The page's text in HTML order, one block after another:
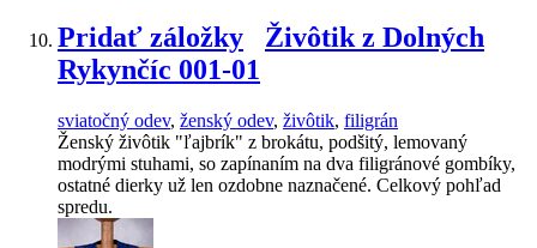
Pridať záložky
Živôtik z Dolných
Rykynčíc 001-01
sviatočný odev, ženský odev, živôtik, filigrán
Ženský živôtik "ľajbrík" z brokátu, podšitý, lemovaný
modrými stuhami, so zapínaním na dva filigránové gombíky,
ostatné dierky už len ozdobne naznačené. Celkový pohľad
spredu.